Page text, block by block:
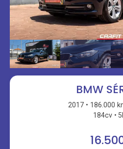
BMW
2017 186.000
184cv